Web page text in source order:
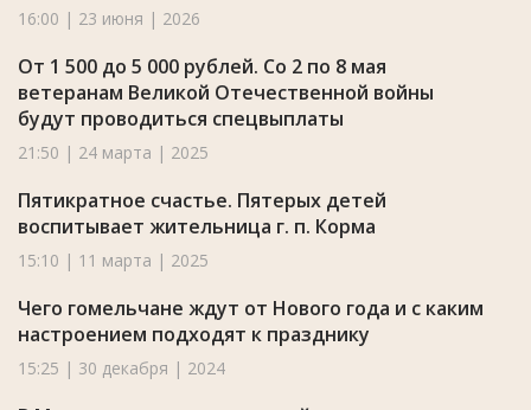
16:00 | 23 июня | 2026
От 1 500 до 5 000 рублей. Со 2 по 8 мая
ветеранам Великой Отечественной войны
будут проводиться спецвыплаты
21:50 | 24 марта | 2025
Пятикратное счастье. Пятерых детей
воспитывает жительница г. п. Корма
15:10 | 11 марта | 2025
Чего гомельчане ждут от Нового года и с каким
настроением подходят к празднику
15:25 | 30 декабря | 2024